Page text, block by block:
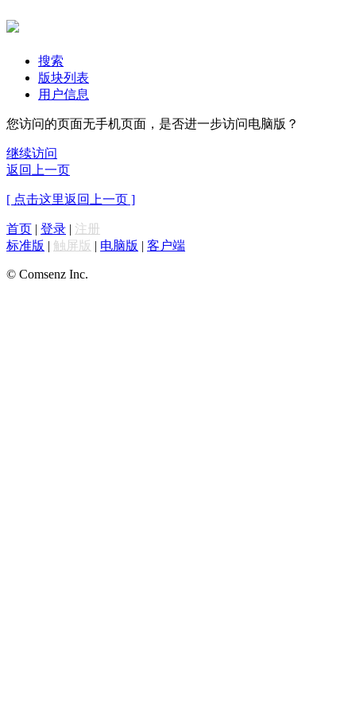
搜索
版块列表
用户信息
您访问的页面无手机页面，是否进一步访问电脑版？
继续访问
返回上一页
[ 点击这里返回上一页 ]
首页 | 登录 | 注册
标准版 | 触屏版 | 电脑版 | 客户端
© Comsenz Inc.